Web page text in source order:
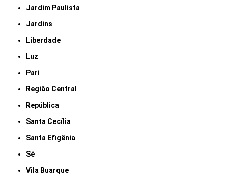
Jardim Paulista
Jardins
Liberdade
Luz
Pari
Região Central
República
Santa Cecília
Santa Efigênia
Sé
Vila Buarque